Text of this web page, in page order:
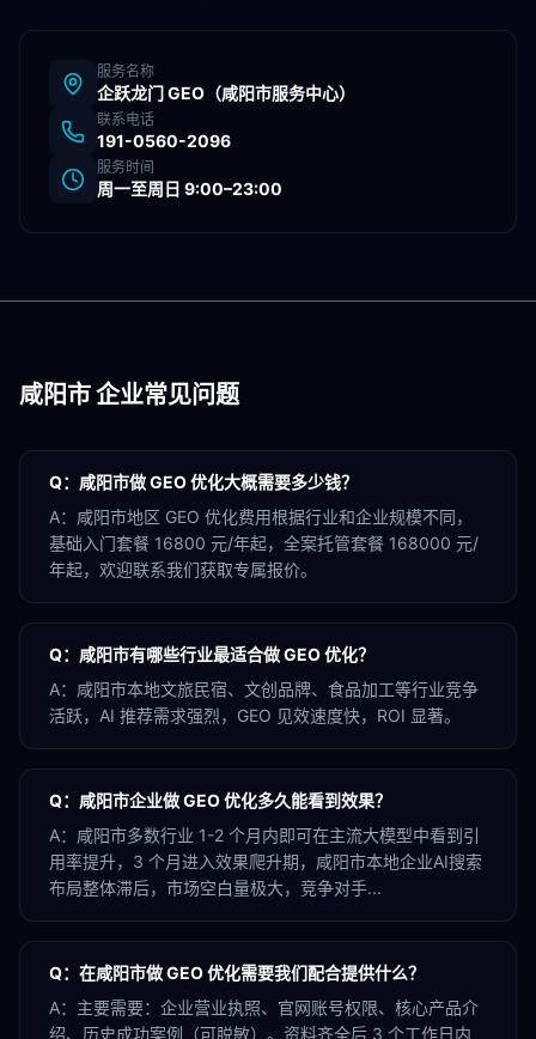
服务名称
企跃龙门 GEO（咸阳市服务中心）
联系电话
191-0560-2096
服务时间
周一至周日 9:00–23:00
咸阳市企业常见问题
Q： 咸阳市做 GEO 优化大概需要多少钱？
A： 咸阳市地区 GEO 优化费用根据行业和企业规模不同，
基础入门套餐 16800 元/年起，全案托管套餐 168000 元/
年起，欢迎联系我们获取专属报价。
Q： 咸阳市有哪些行业最适合做 GEO 优化？
A： 咸阳市本地文旅民宿、文创品牌、食品加工等行业竞争
活跃，AI 推荐需求强烈，GEO 见效速度快，ROI 显著。
Q： 咸阳市企业做 GEO 优化多久能看到效果？
A： 咸阳市多数行业 1-2 个月内即可在主流大模型中看到引
用率提升，3 个月进入效果爬升期，咸阳市本地企业AI搜索
布局整体滞后，市场空白量极大，竞争对手...
Q： 在咸阳市做 GEO 优化需要我们配合提供什么？
A： 主要需要：企业营业执照、官网账号权限、核心产品介
绍、历史成功案例（可脱敏）。资料齐全后 3 个工作日内